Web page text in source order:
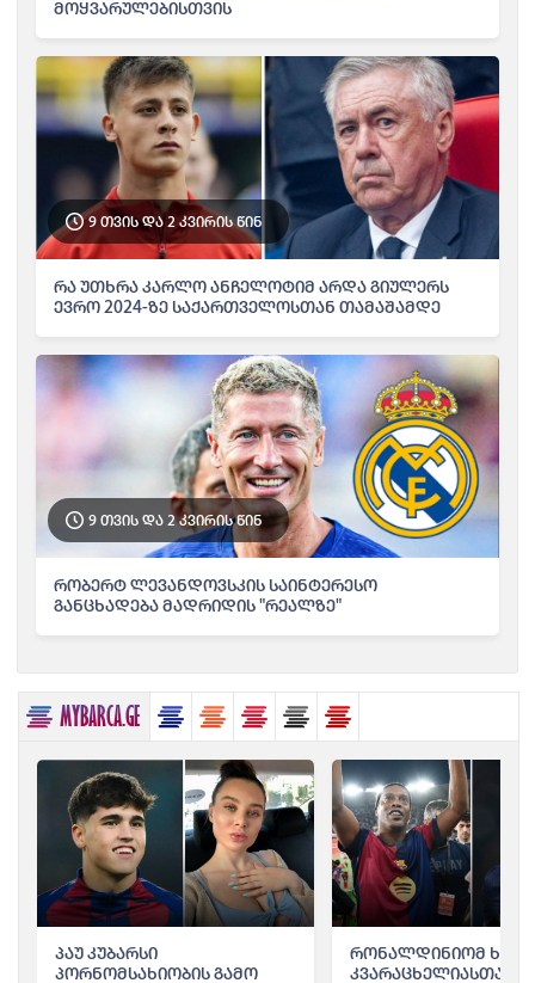
მოყვარულებისთვის
9 თვის და 2 კვირის წინ
რა უთხრა კარლო ანჩელოტიმ არდა გიულერს
ევრო 2024-ზე საქართველოსთან თამაშამდე
9 თვის და 2 კვირის წინ
რობერტ ლევანდოვსკის საინტერესო
განცხადება მადრიდის "რეალზე"
MYBARCA.GE
პაუ კუბარსი
პორნომსახიობის გამო
რონალდინიომ
კვარაცხელიასთან